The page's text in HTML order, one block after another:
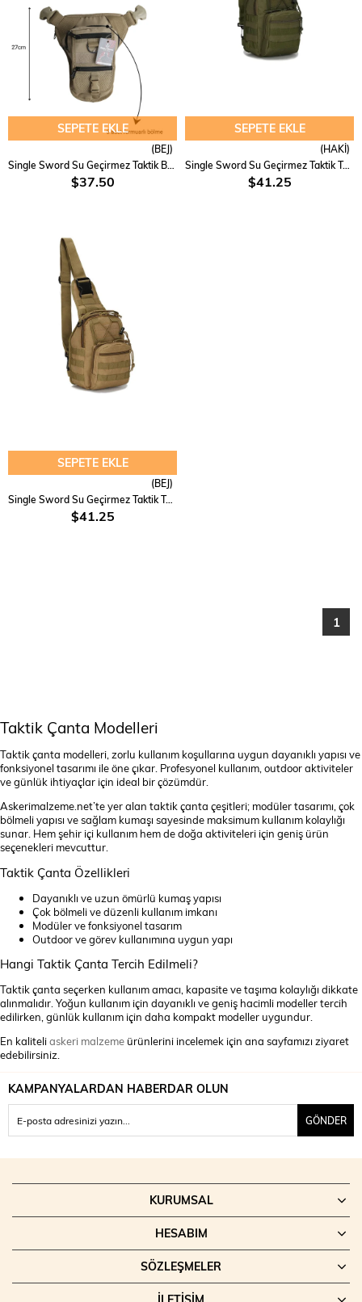
SEPETE EKLE
(BEJ)
$37.50
SEPETE EKLE
Single Sword Su Geçirmez Taktik Tek Omuz Çapraz Çanta
(HAKİ)
$41.25
SEPETE EKLE
Single Sword Su Geçirmez Taktik Tek Omuz Çapraz Çanta
(BEJ)
$41.25
1
Taktik Çanta Modelleri
Taktik çanta modelleri, zorlu kullanım koşullarına uygun dayanıklı yapısı ve
fonksiyonel tasarımı ile öne çıkar. Profesyonel kullanım, outdoor aktiviteler
ve günlük ihtiyaçlar için ideal bir çözümdür.
Askerimalzeme.net’te yer alan taktik çanta çeşitleri; modüler tasarımı, çok
bölmeli yapısı ve sağlam kumaşı sayesinde maksimum kullanım kolaylığı
sunar. Hem şehir içi kullanım hem de doğa aktiviteleri için geniş ürün
seçenekleri mevcuttur.
Taktik Çanta Özellikleri
Dayanıklı ve uzun ömürlü kumaş yapısı
Çok bölmeli ve düzenli kullanım imkanı
Modüler ve fonksiyonel tasarım
Outdoor ve görev kullanımına uygun yapı
Hangi Taktik Çanta Tercih Edilmeli?
Taktik çanta seçerken kullanım amacı, kapasite ve taşıma kolaylığı dikkate
alınmalıdır. Yoğun kullanım için dayanıklı ve geniş hacimli modeller tercih
edilirken, günlük kullanım için daha kompakt modeller uygundur.
En kaliteliaskeri malzeme ürünlerini incelemek için ana sayfamızı ziyaret
edebilirsiniz.
KAMPANYALARDAN HABERDAR OLUN
GÖNDER
KURUMSAL
HESABIM
SÖZLEŞMELER